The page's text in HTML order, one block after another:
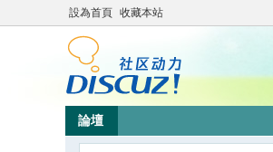
設為首頁 收藏本站
論壇